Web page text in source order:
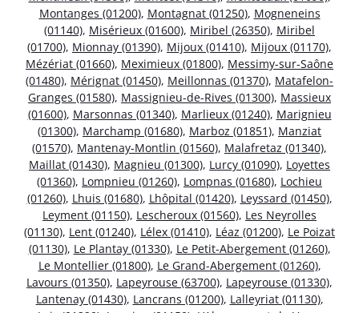
Montanges (01200), Montagnat (01250), Mogneneins
(01140), Misérieux (01600), Miribel (26350), Miribel
(01700), Mionnay (01390), Mijoux (01410), Mijoux (01170),
Mézériat (01660), Meximieux (01800), Messimy-sur-Saône
(01480), Mérignat (01450), Meillonnas (01370), Matafelon-
Granges (01580), Massignieu-de-Rives (01300), Massieux
(01600), Marsonnas (01340), Marlieux (01240), Marignieu
(01300), Marchamp (01680), Marboz (01851), Manziat
(01570), Mantenay-Montlin (01560), Malafretaz (01340),
Maillat (01430), Magnieu (01300), Lurcy (01090), Loyettes
(01360), Lompnieu (01260), Lompnas (01680), Lochieu
(01260), Lhuis (01680), Lhôpital (01420), Leyssard (01450),
Leyment (01150), Lescheroux (01560), Les Neyrolles
(01130), Lent (01240), Lélex (01410), Léaz (01200), Le Poizat
(01130), Le Plantay (01330), Le Petit-Abergement (01260),
Le Montellier (01800), Le Grand-Abergement (01260),
Lavours (01350), Lapeyrouse (63700), Lapeyrouse (01330),
Lantenay (01430), Lancrans (01200), Lalleyriat (01130),